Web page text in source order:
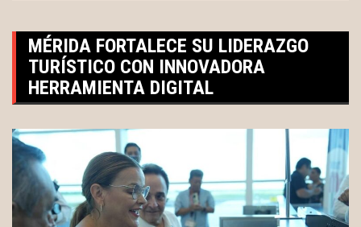
MÉRIDA FORTALECE SU LIDERAZGO
TURÍSTICO CON INNOVADORA
HERRAMIENTA DIGITAL